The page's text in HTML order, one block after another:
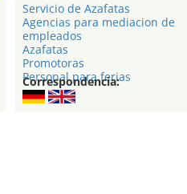
Servicio de Azafatas
Agencias para mediacion de
empleados
Azafatas
Promotoras
Personal para ferias
Correspondencia: